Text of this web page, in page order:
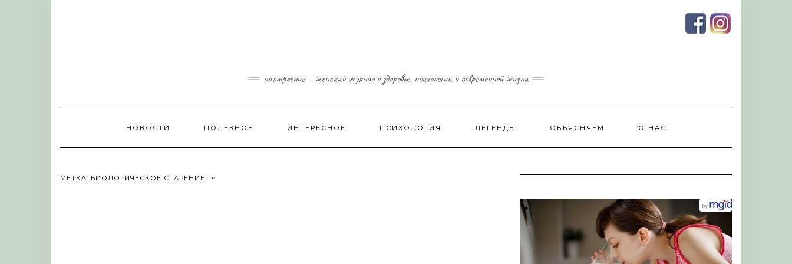
настроение — женский журнал о здоровье, психологии и современной жизни
НОВОСТИ ПОЛЕЗНОЕ ИНТЕРЕСНОЕ ПСИХОЛОГИЯ ЛЕГЕНДЫ ОБЪЯСНЯЕМ О НАС
МЕТКА: БИОЛОГИЧЕСКОЕ СТАРЕНИЕ